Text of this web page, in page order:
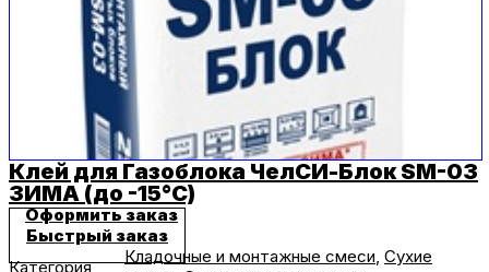
Клей для Газоблока ЧелСИ-Блок SM-03
ЗИМА (до -15°C)
Оформить заказ
Быстрый заказ
Категория
Кладочные и монтажные смеси, Сухие